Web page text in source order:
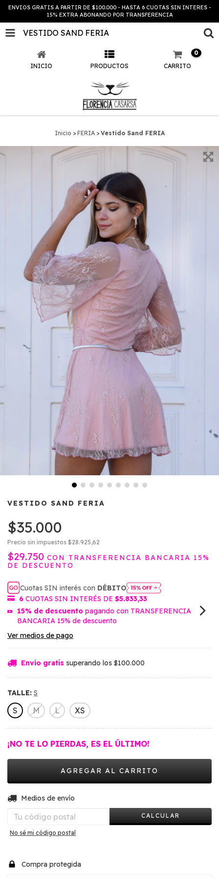
ENVIOS GRATIS A PARTIR DE $100.000 - HASTA 6 CUOTAS SIN INTERES -
15% EXTRA ABONANDO POR TRANSFERENCIA
VESTIDO SAND FERIA
INICIO PRODUCTOS CARRITO
0
Inicio > FERIA > Vestido Sand FERIA
VESTIDO SAND FERIA
$35.000
Precio sin impuestos $28.925,62
$29.750 CON TRANSFERENCIA BANCARIA 15%
DE DESCUENTO
Cuotas SIN interés con DÉBITO
6 CUOTAS SIN INTERÉS DE $5.833,33
15% de descuento pagando con TRANSFERENCIA
BANCARIA 15% de descuento
Ver medios de pago
Envío gratis superando los $100.000
TALLE: S
S M L XS
¡NO TE LO PIERDAS, ES EL ÚLTIMO!
Entregas para el CP:
Medios de envío
CALCULAR
No sé mi código postal
Compra protegida